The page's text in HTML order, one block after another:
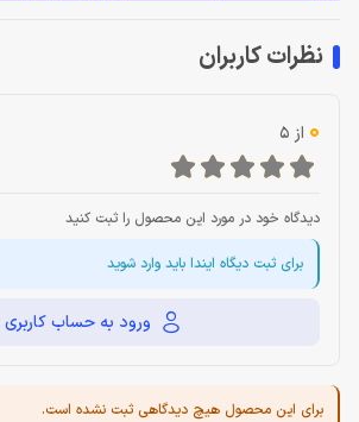
نظرات کاربران
0 از 5
دیدگاه خود در مورد این محصول را ثبت کنید
برای ثبت دیگاه ایندا باید وارد شوید
ورود به حساب کاربری
برای این محصول هیچ دیدگاهی ثبت نشده است.